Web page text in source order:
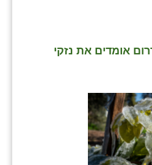
אומדים את נזקי